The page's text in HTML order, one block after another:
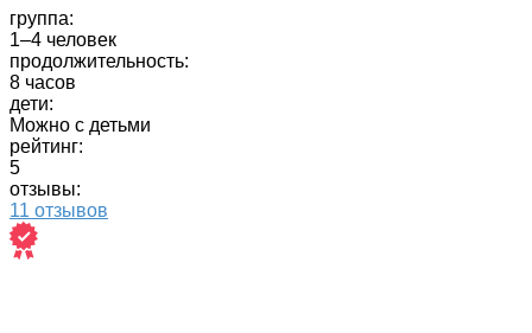
группа:
1–4 человек
продолжительность:
8 часов
дети:
Можно с детьми
рейтинг:
5
отзывы:
11 отзывов